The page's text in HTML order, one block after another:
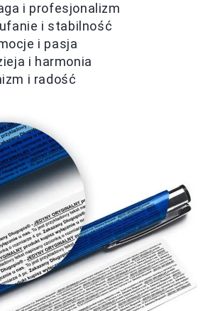
i profesjonalizm
i stabilność
i pasja
i harmonia
i radość